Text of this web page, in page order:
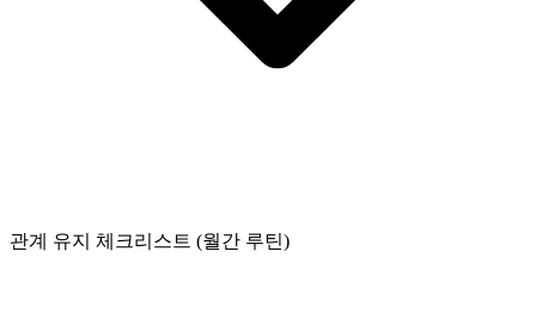
관계 유지 체크리스트 (월간 루틴)